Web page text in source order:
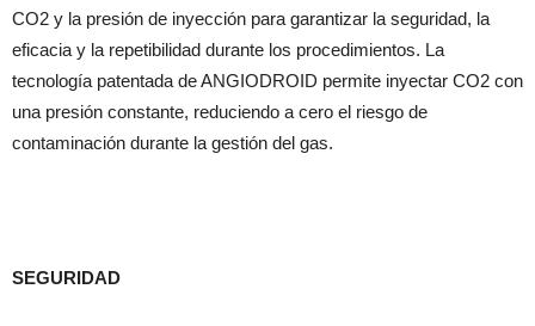
CO2 y la presión de inyección para garantizar la seguridad, la
eficacia y la repetibilidad durante los procedimientos. La
tecnología patentada de ANGIODROID permite inyectar CO2 con
una presión constante, reduciendo a cero el riesgo de
contaminación durante la gestión del gas.
SEGURIDAD